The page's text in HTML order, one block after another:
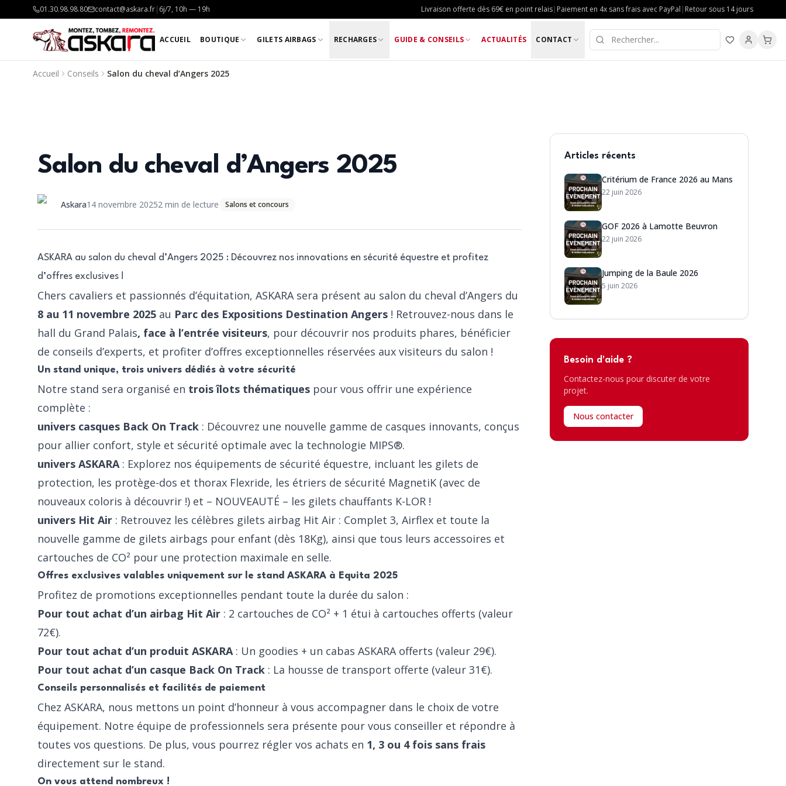
01.30.98.98.80 contact@askara.fr| 6j/7, 10h — 19h Livraison offerte dès 69€ en point relais| Paiement en 4x sans frais avec PayPal | Retour sous 14 jours
ACCUEIL BOUTIQUE GILETS AIRBAGS RECHARGES GUIDE & CONSEILS ACTUALITÉS CONTACT
Accueil Conseils Salon du cheval d’Angers 2025
Salon du cheval d’Angers 2025
Askara14 novembre 20252 min de lecture Salons et concours
ASKARA au salon du cheval d’Angers 2025 : Découvrez nos innovations en sécurité équestre et profitez
d’offres exclusives !
Chers cavaliers et passionnés d’équitation, ASKARA sera présent au salon du cheval d’Angers du
8 au 11 novembre 2025 au Parc des Expositions Destination Angers ! Retrouvez-nous dans le
hall du Grand Palais, face à l’entrée visiteurs, pour découvrir nos produits phares, bénéficier
de conseils d’experts, et profiter d’offres exceptionnelles réservées aux visiteurs du salon !
Un stand unique, trois univers dédiés à votre sécurité
Notre stand sera organisé en trois îlots thématiques pour vous offrir une expérience
complète :
univers casques Back On Track : Découvrez une nouvelle gamme de casques innovants, conçus
pour allier confort, style et sécurité optimale avec la technologie MIPS®.
univers ASKARA: Explorez nos équipements de sécurité équestre, incluant les gilets de
protection, les protège-dos et thorax Flexride, les étriers de sécurité MagnetiK (avec de
nouveaux coloris à découvrir !) et – NOUVEAUTÉ – les gilets chauffants K-LOR !
univers Hit Air : Retrouvez les célèbres gilets airbag Hit Air : Complet 3, Airflex et toute la
nouvelle gamme de gilets airbags pour enfant (dès 18Kg), ainsi que tous leurs accessoires et
cartouches de CO² pour une protection maximale en selle.
Offres exclusives valables uniquement sur le stand ASKARA à Equita 2025
Profitez de promotions exceptionnelles pendant toute la durée du salon :
Pour tout achat d’un airbag Hit Air : 2 cartouches de CO² + 1 étui à cartouches offerts (valeur
72€).
Pour tout achat d’un produit ASKARA: Un goodies + un cabas ASKARA offerts (valeur 29€).
Pour tout achat d’un casque Back On Track : La housse de transport offerte (valeur 31€).
Conseils personnalisés et facilités de paiement
Chez ASKARA, nous mettons un point d’honneur à vous accompagner dans le choix de votre
équipement. Notre équipe de professionnels sera présente pour vous conseiller et répondre à
toutes vos questions. De plus, vous pourrez régler vos achats en 1, 3 ou 4 fois sans frais
directement sur le stand.
On vous attend nombreux !
Articles récents
Critérium de France 2026 au Mans
22 juin 2026
GOF 2026 à Lamotte Beuvron
22 juin 2026
Jumping de la Baule 2026
5 juin 2026
Besoin d'aide ?
Contactez-nous pour discuter de votre
projet.
Nous contacter